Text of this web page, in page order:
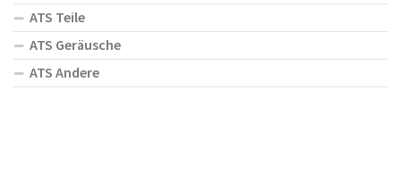
ATS Teile
ATS Geräusche
ATS Andere